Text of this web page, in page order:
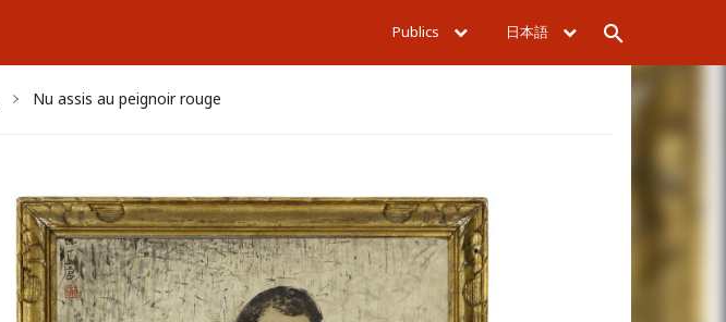
Publics 日本語 Rechercher
Nu assis au peignoir rouge